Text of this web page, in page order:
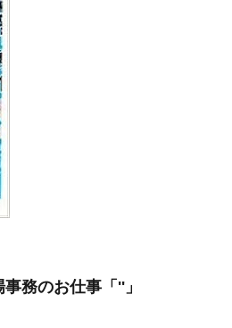
務のお仕事「''」